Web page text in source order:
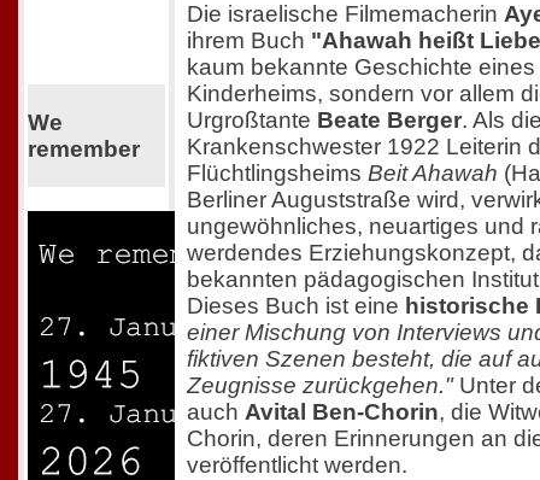
We
remember
Die israelische Filmemacherin
ihrem Buch "Ahawah heißt
kaum bekannte Geschichte
Kinderheims, sondern vor allem
Urgroßtante Beate Berger. Als
Krankenschwester 1922 Leiterin
Flüchtlingsheims Beit Ahawah
Berliner Auguststraße wird,
ungewöhnliches, neuartiges und
werdendes Erziehungskonzept,
bekannten pädagogischen
Dieses Buch ist eine historische
einer Mischung von Interviews
fiktiven Szenen besteht, die auf
Zeugnisse zurückgehen."Unter
auch Avital Ben-Chorin, die
Chorin, deren Erinnerungen an
veröffentlicht werden.